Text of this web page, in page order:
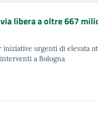
libera a oltre 667
iniziative urgenti di elevata
a Bologna